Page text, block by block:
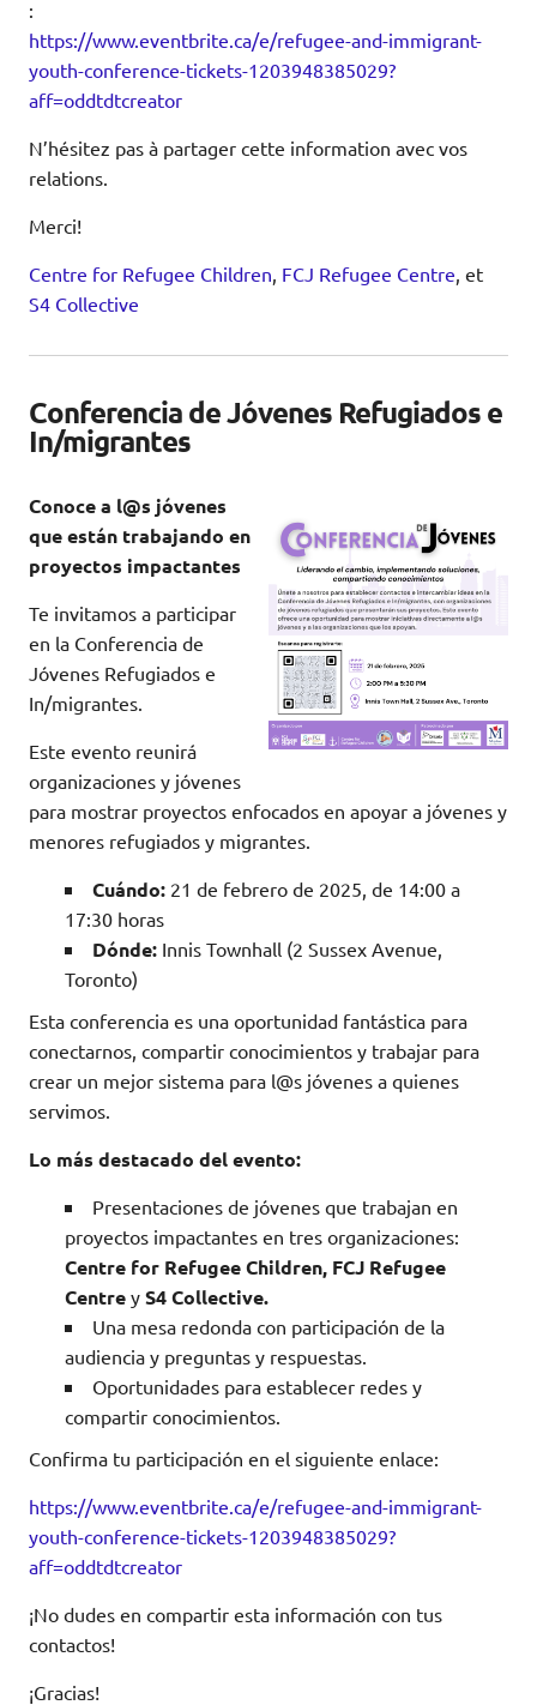
:
https://www.eventbrite.ca/e/refugee-and-immigrant-
youth-conference-tickets-1203948385029?
aff=oddtdtcreator
N’hésitez pas à partager cette information avec vos
relations.
Merci!
Centre for Refugee Children FCJ Refugee Centre , et
S4 Collective
Conferencia de Jóvenes Refugiados e
In/migrantes
Conoce a l@s jóvenes
que están trabajando en
proyectos impactantes
Te invitamos a participar
en la Conferencia de
Jóvenes Refugiados e
In/migrantes.
Este evento reunirá
organizaciones y jóvenes
para mostrar proyectos enfocados en apoyar a jóvenes y
menores refugiados y migrantes.
Cuándo: 21 de febrero de 2025, de 14:00 a
17:30 horas
Dónde: Innis Townhall (2 Sussex Avenue,
Toronto)
Esta conferencia es una oportunidad fantástica para
conectarnos, compartir conocimientos y trabajar para
crear un mejor sistema para l@s jóvenes a quienes
servimos.
Lo más destacado del evento:
Presentaciones de jóvenes que trabajan en
proyectos impactantes en tres organizaciones:
Centre for Refugee Children, FCJ Refugee
Centre y S4 Collective.
Una mesa redonda con participación de la
audiencia y preguntas y respuestas.
Oportunidades para establecer redes y
compartir conocimientos.
Confirma tu participación en el siguiente enlace:
https://www.eventbrite.ca/e/refugee-and-immigrant-
youth-conference-tickets-1203948385029?
aff=oddtdtcreator
¡No dudes en compartir esta información con tus
contactos!
¡Gracias!